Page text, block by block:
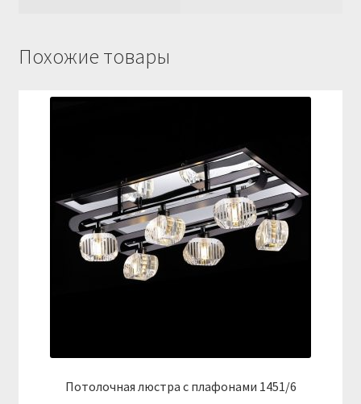
Похожие товары
Потолочная люстра с плафонами 1451/6